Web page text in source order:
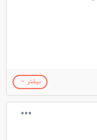
بیشتر